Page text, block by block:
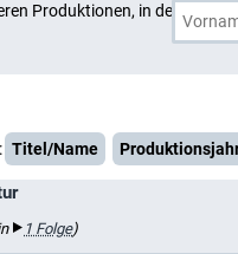
Produktionen, in denen
Titel/Name
1 Folge)